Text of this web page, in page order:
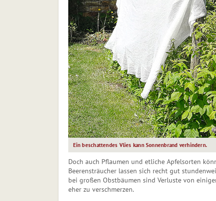
Ein beschattendes Vlies kann Sonnenbrand verhindern.
Doch auch Pflaumen und etliche Apfelsorten
Beerensträucher lassen sich recht gut
bei großen Obstbäumen sind Verluste von
eher zu verschmerzen.